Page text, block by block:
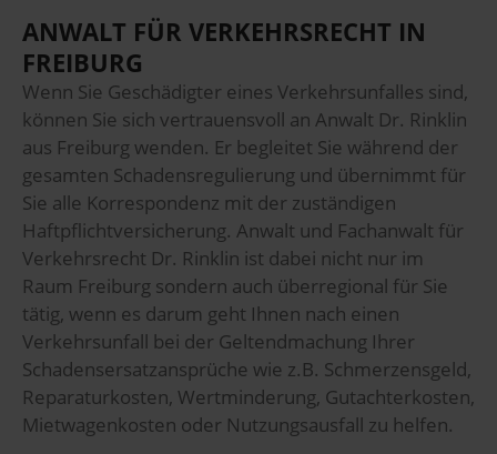
ANWALT FÜR VERKEHRSRECHT IN
FREIBURG
Wenn Sie Geschädigter eines Verkehrsunfalles sind,
können Sie sich vertrauensvoll an Anwalt Dr. Rinklin
aus Freiburg wenden. Er begleitet Sie während der
gesamten Schadensregulierung und übernimmt für
Sie alle Korrespondenz mit der zuständigen
Haftpflichtversicherung. Anwalt und Fachanwalt für
Verkehrsrecht Dr. Rinklin ist dabei nicht nur im
Raum Freiburg sondern auch überregional für Sie
tätig, wenn es darum geht Ihnen nach einen
Verkehrsunfall bei der Geltendmachung Ihrer
Schadensersatzansprüche wie z.B. Schmerzensgeld,
Reparaturkosten, Wertminderung, Gutachterkosten,
Mietwagenkosten oder Nutzungsausfall zu helfen.